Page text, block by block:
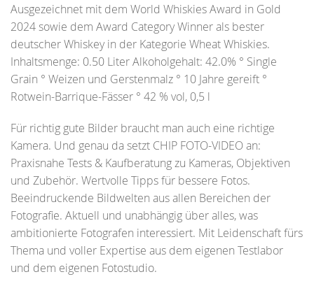
Ausgezeichnet mit dem World Whiskies Award in Gold
2024 sowie dem Award Category Winner als bester
deutscher Whiskey in der Kategorie Wheat Whiskies.
Inhaltsmenge: 0.50 Liter Alkoholgehalt: 42.0% ° Single
Grain ° Weizen und Gerstenmalz ° 10 Jahre gereift °
Rotwein-Barrique-Fässer ° 42 % vol, 0,5 l
Für richtig gute Bilder braucht man auch eine richtige
Kamera. Und genau da setzt CHIP FOTO-VIDEO an:
Praxisnahe Tests & Kaufberatung zu Kameras, Objektiven
und Zubehör. Wertvolle Tipps für bessere Fotos.
Beeindruckende Bildwelten aus allen Bereichen der
Fotografie. Aktuell und unabhängig über alles, was
ambitionierte Fotografen interessiert. Mit Leidenschaft fürs
Thema und voller Expertise aus dem eigenen Testlabor
und dem eigenen Fotostudio.